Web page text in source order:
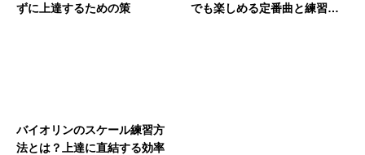
ずに上達するための策
でも楽しめる定番曲と練習曲
バイオリンのスケール練習方
法とは？上達に直結する効率